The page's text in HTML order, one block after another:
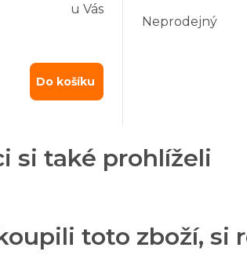
u Vás
Do košíku
Neprodejný
si také prohlíželi
toto zboží, si